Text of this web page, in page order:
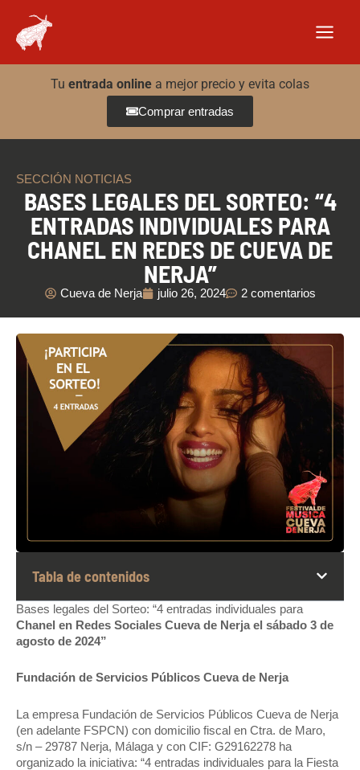
contenido
Tu entrada online a mejor precio y evita colas
Comprar entradas
SECCIÓN NOTICIAS
BASES LEGALES DEL SORTEO: “4
ENTRADAS INDIVIDUALES PARA
CHANEL EN REDES DE CUEVA DE
NERJA”
Cueva de Nerja julio 26, 2024 2 comentarios
Tabla de contenidos
Bases legales del Sorteo: “4 entradas individuales para
Chanel en Redes Sociales Cueva de Nerja el sábado 3 de
agosto de 2024”
Fundación de Servicios Públicos Cueva de Nerja
La empresa Fundación de Servicios Públicos Cueva de Nerja
(en adelante FSPCN) con domicilio fiscal en Ctra. de Maro,
s/n – 29787 Nerja, Málaga y con CIF: G29162278 ha
organizado la iniciativa: “4 entradas individuales para la Fiesta